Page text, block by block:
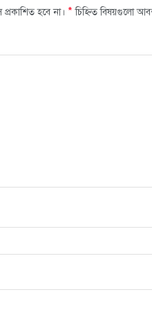
হবে না। * চিহ্নিত বিষয়গুলো